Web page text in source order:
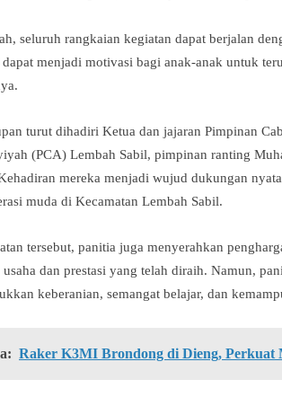
seluruh rangkaian kegiatan dapat berjalan
menjadi motivasi bagi anak-anak untuk
turut dihadiri Ketua dan jajaran Pimpinan
(PCA) Lembah Sabil, pimpinan ranting
mereka menjadi wujud dukungan
muda di Kecamatan Lembah Sabil.
tersebut, panitia juga menyerahkan
usaha dan prestasi yang telah diraih. Namun,
keberanian, semangat belajar, dan
Raker K3MI Brondong di Dieng,